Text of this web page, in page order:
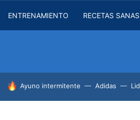
ENTRENAMIENTO RECETAS SANAS
HOY SE HABLA DE
Ayuno intermitente Adidas